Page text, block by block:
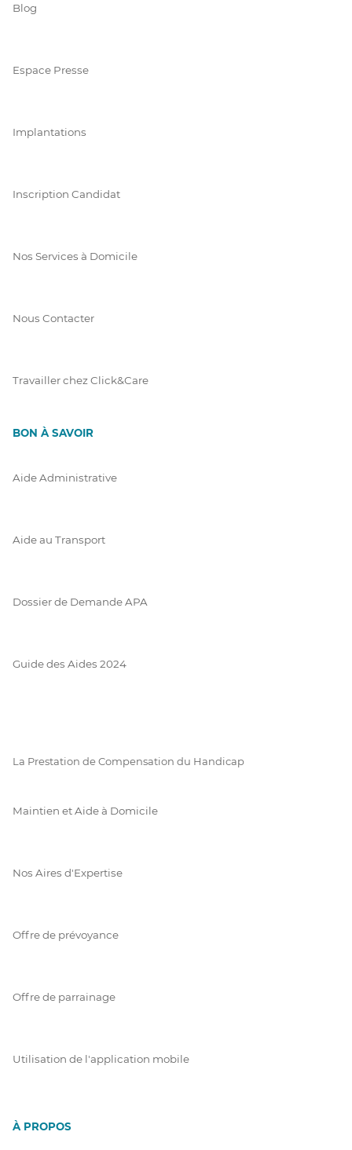
Blog
Espace Presse
Implantations
Inscription Candidat
Nos Services à Domicile
Nous Contacter
Travailler chez Click&Care
BON À SAVOIR
Aide Administrative
Aide au Transport
Dossier de Demande APA
Guide des Aides 2024
La Prestation de Compensation du Handicap
Maintien et Aide à Domicile
Nos Aires d'Expertise
Offre de prévoyance
Offre de parrainage
Utilisation de l'application mobile
À PROPOS